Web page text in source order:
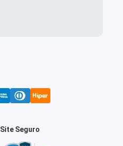
Site Seguro